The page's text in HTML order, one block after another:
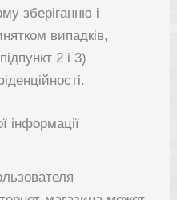
зберіганню і
випадків,
2 і 3)
інформації